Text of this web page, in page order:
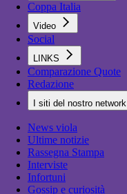
Coppa Italia
Video
Social
LINKS
Comparazione Quote
Redazione
I siti del nostro network
News viola
Ultime notizie
Rassegna Stampa
Interviste
Infortuni
Gossip e curiosità